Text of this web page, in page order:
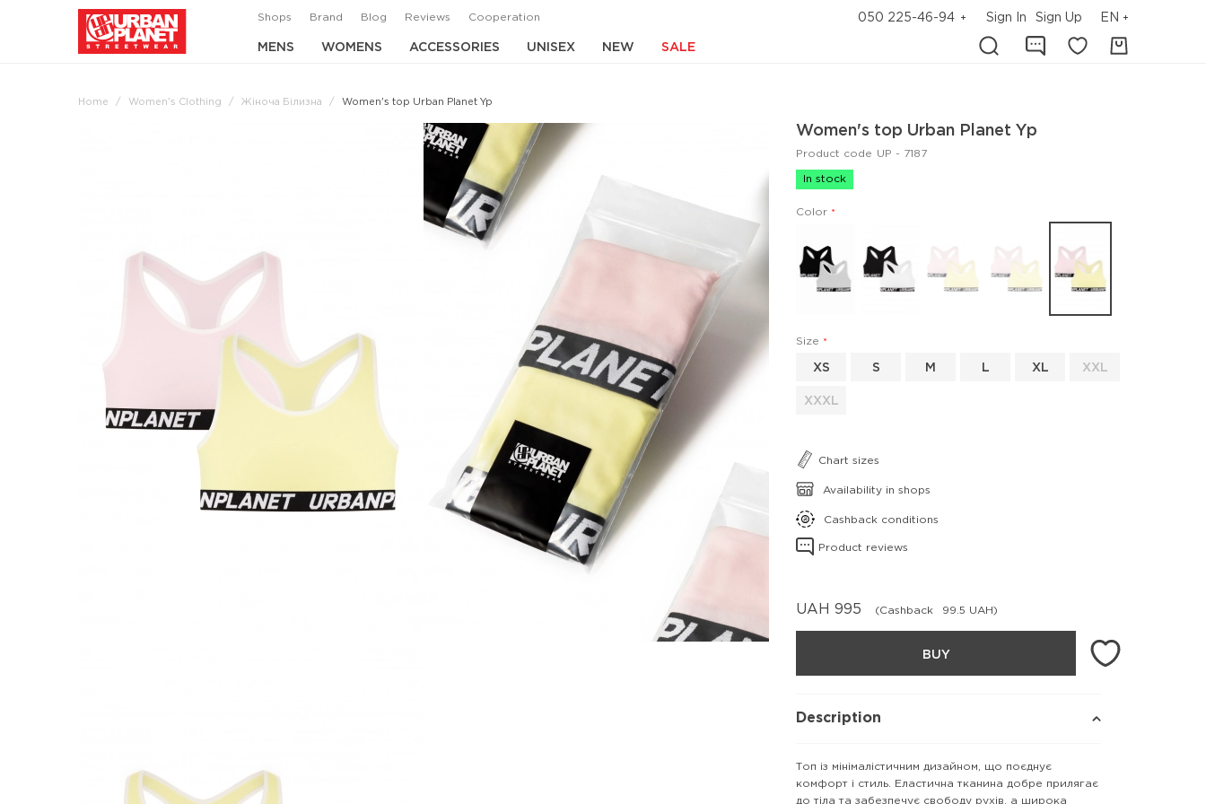
Shops Brand Blog Reviews Cooperation 050 225-46-94 Sign In Sign Up EN
MENS WOMENS ACCESSORIES UNISEX NEW SALE
Home Women's Clothing Жіноча Білизна Women's top Urban Planet Yp
Women's top Urban Planet Yp
Product code UP - 7187
In stock
Color
Size
XS S M L XL XXL
XXXL
Chart sizes
Availability in shops
Cashback conditions
Product reviews
UAH 995 (Cashback 99.5 UAH)
BUY
Description
Топ із мінімалістичним дизайном, що поєднує
комфорт і стиль. Еластична тканина добре прилягає
до тіла та забезпечує свободу рухів, а широка